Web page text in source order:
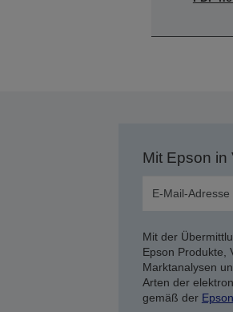
Mit Epson in
Mit der
Epson Produkte,
Marktanalysen
Arten der
gemäß der